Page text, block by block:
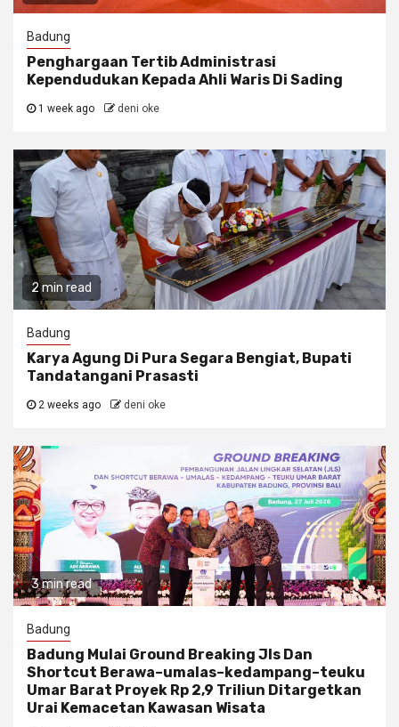
Badung
Penghargaan Tertib Administrasi
Kependudukan Kepada Ahli Waris Di Sading
1 week ago deni oke
2 min read
Badung
Karya Agung Di Pura Segara Bengiat, Bupati
Tandatangani Prasasti
2 weeks ago deni oke
3 min read
Badung
Badung Mulai Ground Breaking Jls Dan
Shortcut Berawa–umalas–kedampang–teuku
Umar Barat Proyek Rp 2,9 Triliun Ditargetkan
Urai Kemacetan Kawasan Wisata